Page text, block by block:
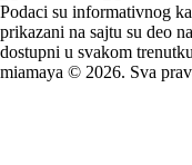
Podaci su informativnog
prikazani na sajtu su deo
dostupni u svakom
miamaya © 2026. Sva